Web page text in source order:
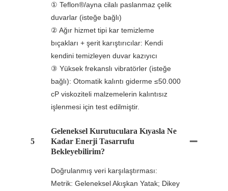
① Teflon®/ayna cilalı paslanmaz çelik
duvarlar (isteğe bağlı)
② Ağır hizmet tipi kar temizleme
bıçakları + şerit karıştırıcılar: Kendi
kendini temizleyen duvar kazıyıcı
③ Yüksek frekanslı vibratörler (isteğe
bağlı): Otomatik kalıntı giderme ≤50.000
cP viskoziteli malzemelerin kalıntısız
işlenmesi için test edilmiştir.
5
Geleneksel Kurutuculara Kıyasla Ne
Kadar Enerji Tasarrufu
Bekleyebilirim?
Doğrulanmış veri karşılaştırması:
Metrik: Geleneksel Akışkan Yatak; Dikey